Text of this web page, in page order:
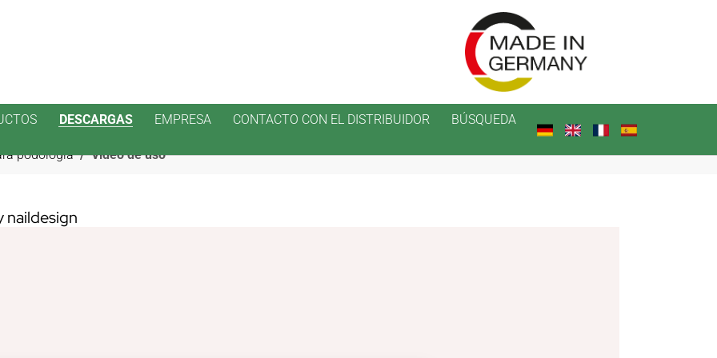
DESCARGAS EMPRESA CONTACTO CON EL DISTRIBUIDOR
BÚSQUEDA
podología Video de uso
naildesign